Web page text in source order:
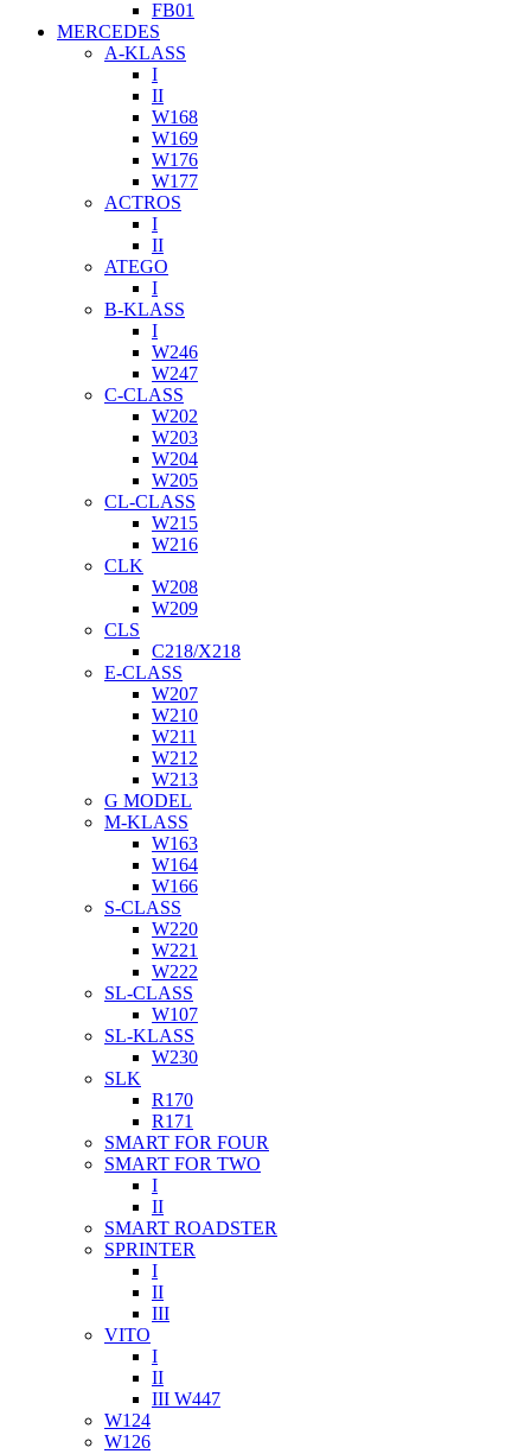
FB01
MERCEDES
A-KLASS
I
II
W168
W169
W176
W177
ACTROS
I
II
ATEGO
I
B-KLASS
I
W246
W247
C-CLASS
W202
W203
W204
W205
CL-CLASS
W215
W216
CLK
W208
W209
CLS
C218/X218
E-CLASS
W207
W210
W211
W212
W213
G MODEL
M-KLASS
W163
W164
W166
S-CLASS
W220
W221
W222
SL-CLASS
W107
SL-KLASS
W230
SLK
R170
R171
SMART FOR FOUR
SMART FOR TWO
I
II
SMART ROADSTER
SPRINTER
I
II
III
VITO
I
II
III W447
W124
W126